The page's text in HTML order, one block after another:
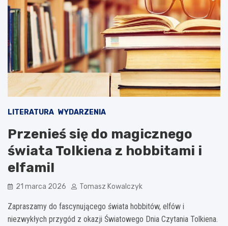
LITERATURA WYDARZENIA
Przenieś się do magicznego
świata Tolkiena z hobbitami i
elfami!
21 marca 2026 Tomasz Kowalczyk
Zapraszamy do fascynującego świata hobbitów, elfów i
niezwykłych przygód z okazji Światowego Dnia Czytania Tolkiena.